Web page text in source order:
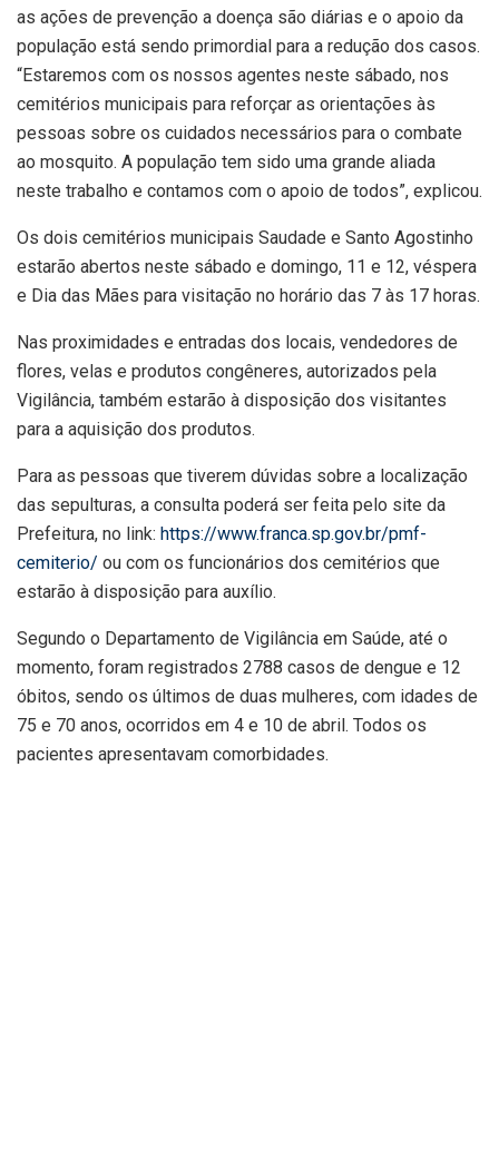
as ações de prevenção a doença são diárias e o apoio da
população está sendo primordial para a redução dos casos.
“Estaremos com os nossos agentes neste sábado, nos
cemitérios municipais para reforçar as orientações às
pessoas sobre os cuidados necessários para o combate
ao mosquito. A população tem sido uma grande aliada
neste trabalho e contamos com o apoio de todos”, explicou.
Os dois cemitérios municipais Saudade e Santo Agostinho
estarão abertos neste sábado e domingo, 11 e 12, véspera
e Dia das Mães para visitação no horário das 7 às 17 horas.
Nas proximidades e entradas dos locais, vendedores de
flores, velas e produtos congêneres, autorizados pela
Vigilância, também estarão à disposição dos visitantes
para a aquisição dos produtos.
Para as pessoas que tiverem dúvidas sobre a localização
das sepulturas, a consulta poderá ser feita pelo site da
Prefeitura, no link: https://www.franca.sp.gov.br/pmf-
cemiterio/ ou com os funcionários dos cemitérios que
estarão à disposição para auxílio.
Segundo o Departamento de Vigilância em Saúde, até o
momento, foram registrados 2788 casos de dengue e 12
óbitos, sendo os últimos de duas mulheres, com idades de
75 e 70 anos, ocorridos em 4 e 10 de abril. Todos os
pacientes apresentavam comorbidades.